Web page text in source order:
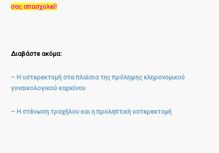
σας απασχολεί!
Διαβάστε ακόμα:
– Η υστερεκτομή στα πλαίσια της πρόληψης κληρονομικού
γυναικολογικού καρκίνου
– Η στένωση τραχήλου και η προληπτική υστερεκτομή